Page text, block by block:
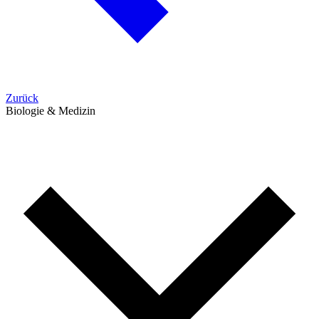
Zurück
Biologie & Medizin